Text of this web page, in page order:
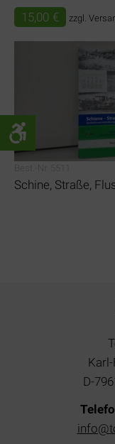
15,00 € zzgl.
Schine, Straße,
D-